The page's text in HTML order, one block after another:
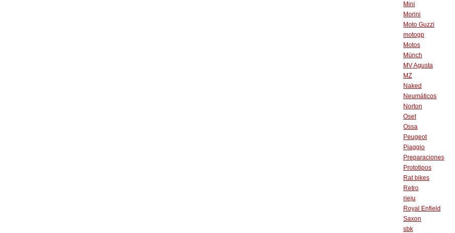
Mini
Morini
Moto Guzzi
motogp
Motos
Münch
MV Agusta
MZ
Naked
Neumáticos
Norton
Oset
Ossa
Peugeot
Piaggio
Preparaciones
Prototipos
Rat bikes
Retro
rieju
Royal Enfield
Saxon
sbk